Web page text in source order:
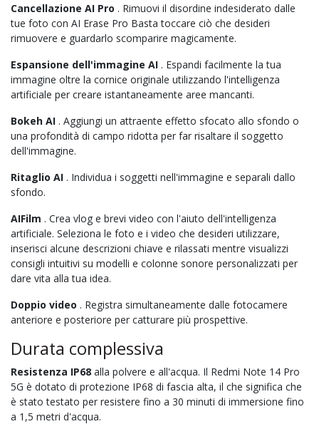
Cancellazione AI Pro . Rimuovi il disordine indesiderato dalle
tue foto con AI Erase Pro Basta toccare ciò che desideri
rimuovere e guardarlo scomparire magicamente.
Espansione dell'immagine AI . Espandi facilmente la tua
immagine oltre la cornice originale utilizzando l'intelligenza
artificiale per creare istantaneamente aree mancanti.
Bokeh AI . Aggiungi un attraente effetto sfocato allo sfondo o
una profondità di campo ridotta per far risaltare il soggetto
dell'immagine.
Ritaglio AI . Individua i soggetti nell'immagine e separali dallo
sfondo.
AIFilm . Crea vlog e brevi video con l'aiuto dell'intelligenza
artificiale. Seleziona le foto e i video che desideri utilizzare,
inserisci alcune descrizioni chiave e rilassati mentre visualizzi
consigli intuitivi su modelli e colonne sonore personalizzati per
dare vita alla tua idea.
Doppio video . Registra simultaneamente dalle fotocamere
anteriore e posteriore per catturare più prospettive.
Durata complessiva
Resistenza IP68 alla polvere e all'acqua. Il Redmi Note 14 Pro
5G è dotato di protezione IP68 di fascia alta, il che significa che
è stato testato per resistere fino a 30 minuti di immersione fino
a 1,5 metri d'acqua.